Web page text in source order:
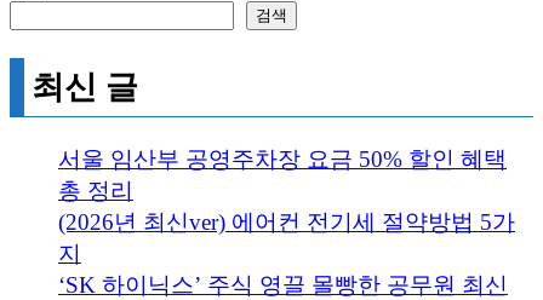
검색
최신 글
서울 임산부 공영주차장 요금 50% 할인 혜택
총 정리
(2026년 최신ver) 에어컨 전기세 절약방법 5가
지
‘SK 하이닉스’ 주식 영끌 몰빵한 공무원 최신